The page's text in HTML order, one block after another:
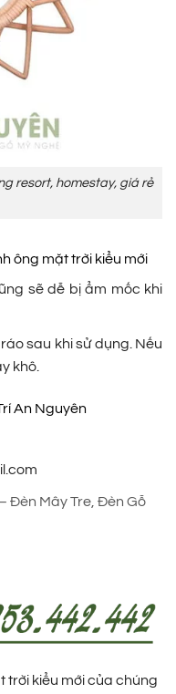
resort, homestay, giá rẻ
ông mặt trời kiểu mới
sẽ dễ bị ẩm mốc khi
sau khi sử dụng. Nếu
khô.
An Nguyên
Đèn Mây Tre, Đèn Gỗ
trời kiểu mới của chúng